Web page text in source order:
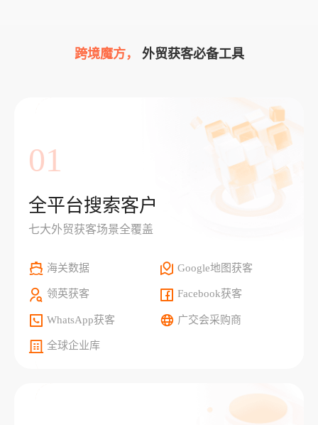
跨境魔方， 外贸获客必备工具
01
全平台搜索客户
七大外贸获客场景全覆盖
海关数据 Google地图获客
领英获客 Facebook获客
WhatsApp获客 广交会采购商
全球企业库